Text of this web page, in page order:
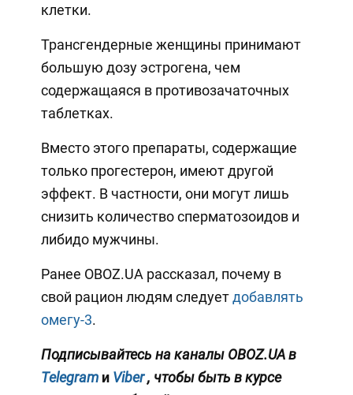
клетки.
Трансгендерные женщины принимают
большую дозу эстрогена, чем
содержащаяся в противозачаточных
таблетках.
Вместо этого препараты, содержащие
только прогестерон, имеют другой
эффект. В частности, они могут лишь
снизить количество сперматозоидов и
либидо мужчины.
Ранее OBOZ.UA рассказал, почему в
свой рацион людям следуетдобавлять
омегу-3.
Подписывайтесь на каналы OBOZ.UA в
Telegram и Viber , чтобы быть в курсе